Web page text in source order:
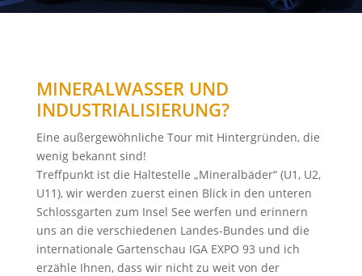
MINERALWASSER UND
INDUSTRIALISIERUNG?
Eine außergewöhnliche Tour mit Hintergründen, die
wenig bekannt sind!
Treffpunkt ist die Haltestelle „Mineralbäder“ (U1, U2,
U11), wir werden zuerst einen Blick in den unteren
Schlossgarten zum Insel See werfen und erinnern
uns an die verschiedenen Landes-Bundes und die
internationale Gartenschau IGA EXPO 93 und ich
erzähle Ihnen, dass wir nicht zu weit von der